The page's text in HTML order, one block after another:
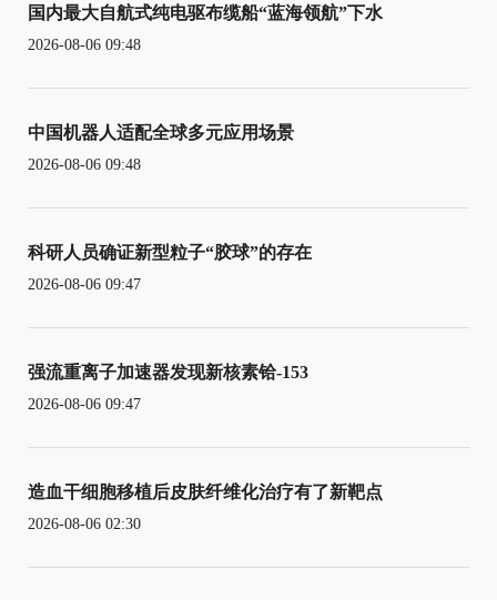
国内最大自航式纯电驱布缆船“蓝海领航”下水
2026-08-06 09:48
中国机器人适配全球多元应用场景
2026-08-06 09:48
科研人员确证新型粒子“胶球”的存在
2026-08-06 09:47
强流重离子加速器发现新核素铪-153
2026-08-06 09:47
造血干细胞移植后皮肤纤维化治疗有了新靶点
2026-08-06 02:30